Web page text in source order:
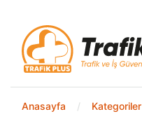
Anasayfa
Kategoriler